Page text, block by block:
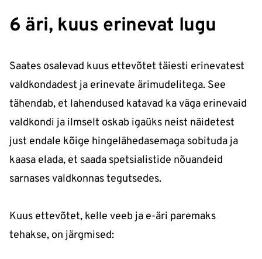
6 äri, kuus erinevat lugu
Saates osalevad kuus ettevõtet täiesti erinevatest
valdkondadest ja erinevate ärimudelitega. See
tähendab, et lahendused katavad ka väga erinevaid
valdkondi ja ilmselt oskab igaüks neist näidetest
just endale kõige hingelähedasemaga sobituda ja
kaasa elada, et saada spetsialistide nõuandeid
sarnases valdkonnas tegutsedes.
Kuus ettevõtet, kelle veeb ja e-äri paremaks
tehakse, on järgmised: